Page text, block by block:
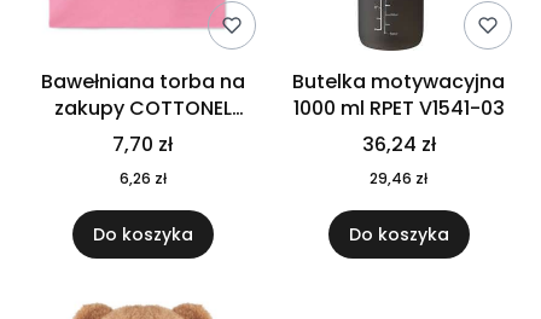
Bawełniana torba na
zakupy COTTONEL
COLOUR++ MO9846-11
7,70 zł
6,26 zł
Do koszyka
Butelka motywacyjna
1000 ml RPET V1541-03
36,24 zł
29,46 zł
Do koszyka